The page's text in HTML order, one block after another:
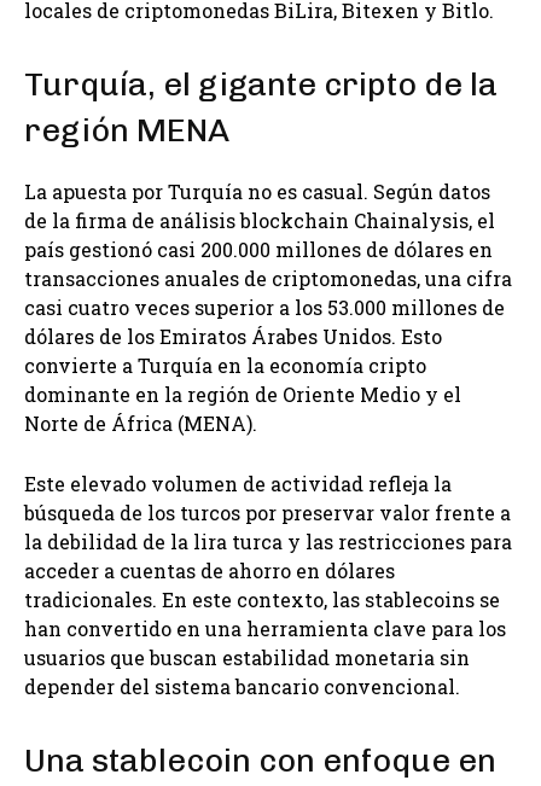
locales de criptomonedas BiLira, Bitexen y Bitlo.
Turquía, el gigante cripto de la
región MENA
La apuesta por Turquía no es casual. Según datos
de la firma de análisis blockchain Chainalysis, el
país gestionó casi 200.000 millones de dólares en
transacciones anuales de criptomonedas, una cifra
casi cuatro veces superior a los 53.000 millones de
dólares de los Emiratos Árabes Unidos. Esto
convierte a Turquía en la economía cripto
dominante en la región de Oriente Medio y el
Norte de África (MENA).
Este elevado volumen de actividad refleja la
búsqueda de los turcos por preservar valor frente a
la debilidad de la lira turca y las restricciones para
acceder a cuentas de ahorro en dólares
tradicionales. En este contexto, las stablecoins se
han convertido en una herramienta clave para los
usuarios que buscan estabilidad monetaria sin
depender del sistema bancario convencional.
Una stablecoin con enfoque en